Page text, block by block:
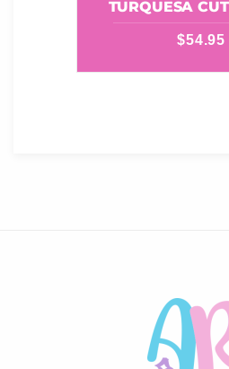
TURQUESA
$54.95